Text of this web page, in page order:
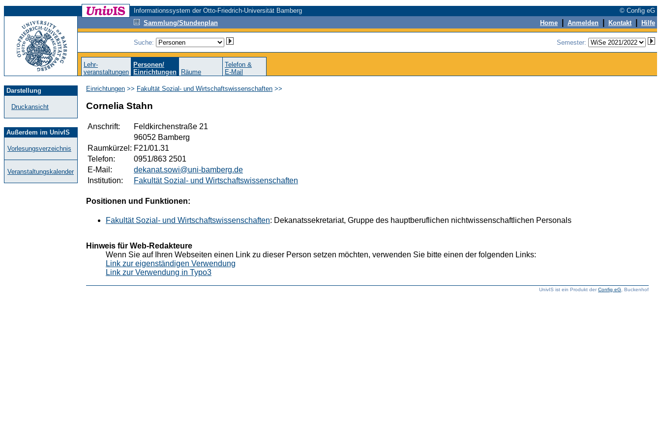
Informationssystem der Otto-Friedrich-Universität Bamberg
© Config eG
Sammlung/Stundenplan
Home Anmelden Kontakt Hilfe
Suche: Semester:
Lehr-
veranstaltungen
Personen/
Einrichtungen
Räume
Telefon &
E-Mail
Darstellung
Druckansicht
Außerdem im UnivIS
Vorlesungsverzeichnis
Veranstaltungskalender
Einrichtungen >> Fakultät Sozial- und Wirtschaftswissenschaften >>
Cornelia Stahn
Anschrift:
Feldkirchenstraße 21
96052 Bamberg
Raumkürzel: F21/01.31
Telefon:
0951/863 2501
E-Mail:
dekanat.sowi@uni-bamberg.de
Institution:
Fakultät Sozial- und Wirtschaftswissenschaften
Positionen und Funktionen:
Fakultät Sozial- und Wirtschaftswissenschaften: Dekanatssekretariat, Gruppe des hauptberuflichen nichtwissenschaftlichen Personals
Hinweis für Web-Redakteure
Wenn Sie auf Ihren Webseiten einen Link zu dieser Person setzen möchten, verwenden Sie bitte einen der folgenden Links:
Link zur eigenständigen Verwendung
Link zur Verwendung in Typo3
UnivIS ist ein Produkt derConfig eG , Buckenhof